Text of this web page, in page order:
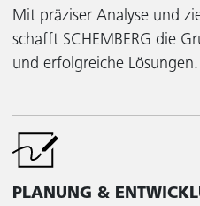
Mit präziser Analyse und
schafft SCHEMBERG die
und erfolgreiche Lösungen.
PLANUNG &